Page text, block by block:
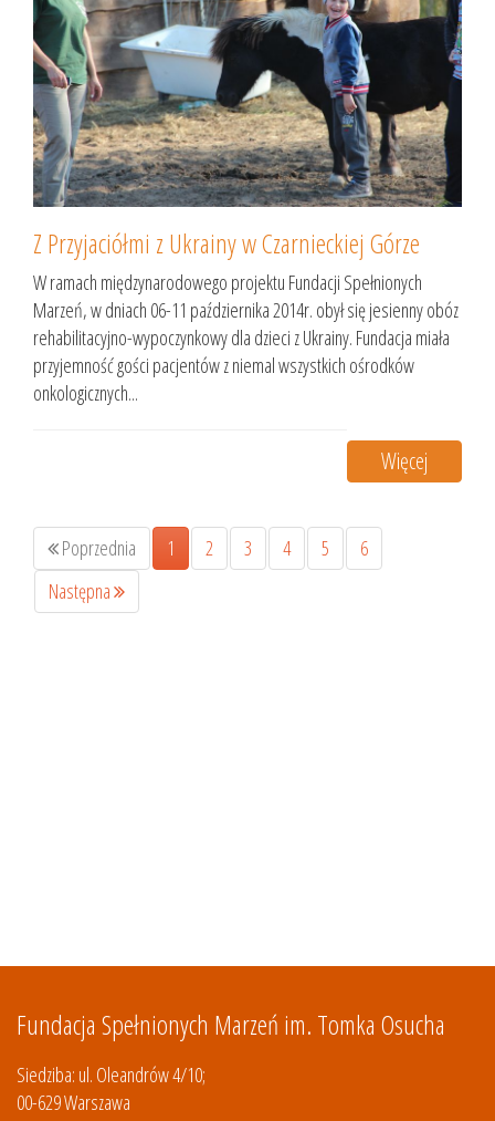
Z Przyjaciółmi z Ukrainy w Czarnieckiej Górze
W ramach międzynarodowego projektu Fundacji Spełnionych
Marzeń, w dniach 06-11 października 2014r. obył się jesienny obóz
rehabilitacyjno-wypoczynkowy dla dzieci z Ukrainy. Fundacja miała
przyjemność gości pacjentów z niemal wszystkich ośrodków
onkologicznych...
Więcej
Poprzednia 1 2 3 4 5
6
Następna
Fundacja Spełnionych Marzeń im. Tomka Osucha
Siedziba: ul. Oleandrów 4/10;
00-629 Warszawa